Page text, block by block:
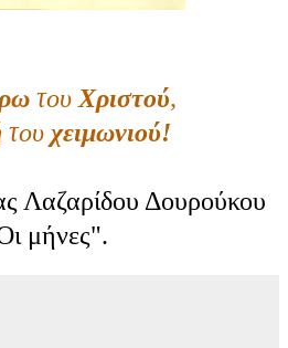
του Χριστού,
του χειμωνιού!
Λαζαρίδου Δουρούκου
μήνες".